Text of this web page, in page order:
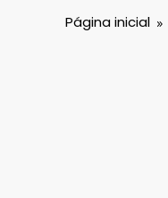
Página inicial